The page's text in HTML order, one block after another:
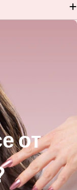
от